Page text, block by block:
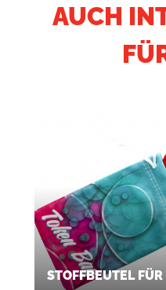
AUCH
STOFFBEUTEL